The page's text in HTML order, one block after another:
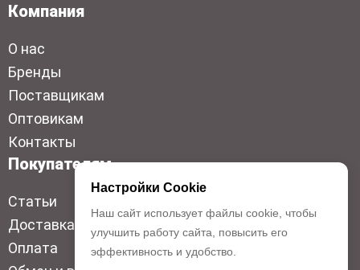
Компания
О нас
Бренды
Поставщикам
Оптовикам
Контакты
Покупателям
Статьи
Доставка
Оплата
Настройки Cookie
Наш сайт использует файлы cookie, чтобы
улучшить работу сайта, повысить его
эффективность и удобство.